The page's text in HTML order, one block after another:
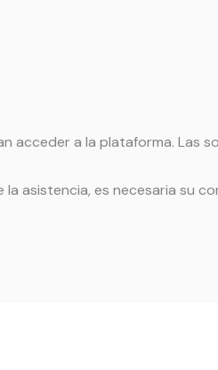
acceder a la plataforma. Las
asistencia, es necesaria su